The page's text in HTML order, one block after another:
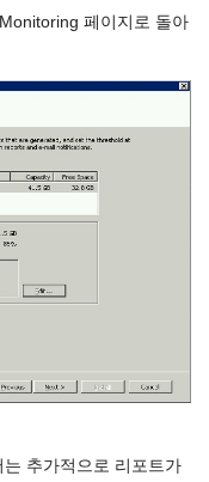
페이지로 돌아
추가적으로 리포트가